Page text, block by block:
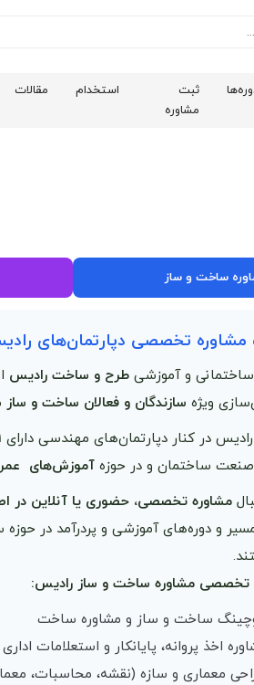
ثبت
مشاوره
استخدام مقالات
ساخت و ساز
تخصصی دپارتمان‌های
و آموزشی طرح و ساخت رادیس
ویژه سازندگان و فعالان ساخت و ساز
در کنار دپارتمان‌های مهندسی دارای ۱
ساختمان و در حوزه آموزش‌های
مشاوره تخصصی، حضوری یا آنلاین در
و دوره‌های آموزشی و پردرآمد در
تخصصی مشاوره ساخت و ساز رادیس:
ساخت و ساز و مشاوره ساخت
اخذ پروانه، پایانکار و استعلامات
معماری و سازه (نقشه، محاسبات،